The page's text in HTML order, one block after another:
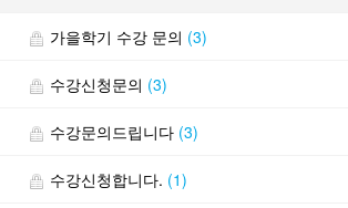
가을학기 수강 문의 (3)
수강신청문의 (3)
수강문의드립니다 (3)
수강신청합니다. (1)